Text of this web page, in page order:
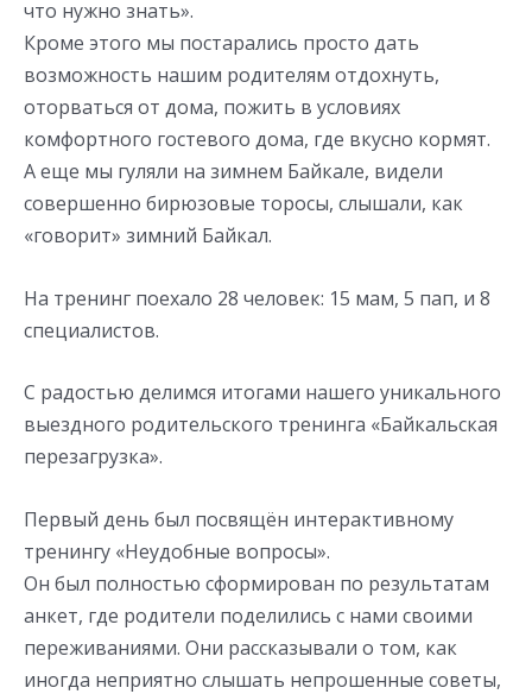
что нужно знать».
Кроме этого мы постарались просто дать
возможность нашим родителям отдохнуть,
оторваться от дома, пожить в условиях
комфортного гостевого дома, где вкусно кормят.
А еще мы гуляли на зимнем Байкале, видели
совершенно бирюзовые торосы, слышали, как
«говорит» зимний Байкал.
На тренинг поехало 28 человек: 15 мам, 5 пап, и 8
специалистов.
С радостью делимся итогами нашего уникального
выездного родительского тренинга «Байкальская
перезагрузка».
Первый день был посвящён интерактивному
тренингу «Неудобные вопросы».
Он был полностью сформирован по результатам
анкет, где родители поделились с нами своими
переживаниями. Они рассказывали о том, как
иногда неприятно слышать непрошенные советы,